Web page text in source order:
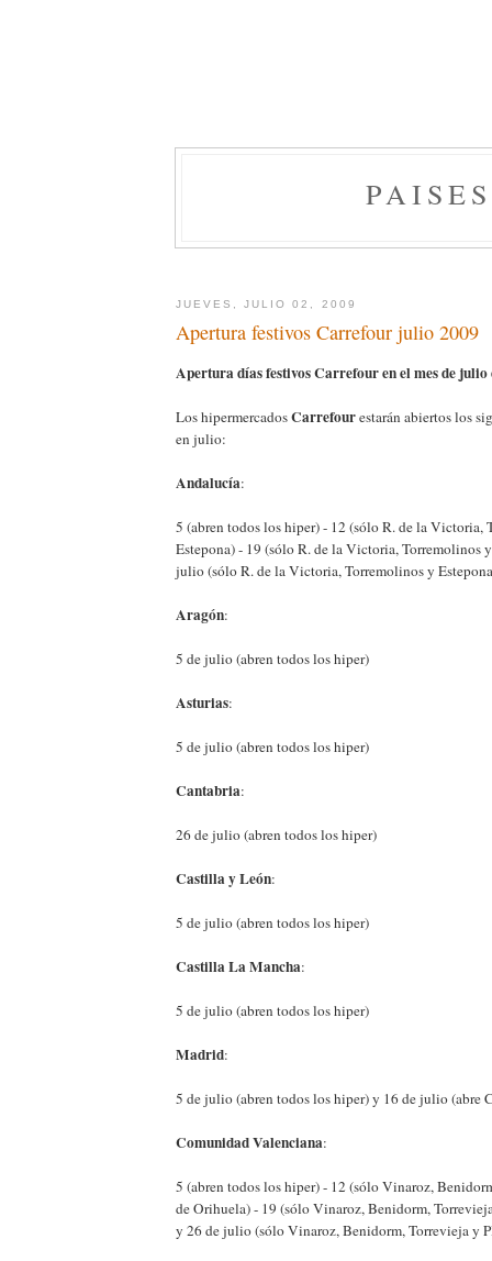
JUEVES, JULIO 02, 2009
Apertura festivos Carrefour julio 2009
Apertura días festivos Carrefour en el mes de julio
Los hipermercadosCarrefourestarán abiertos los
en julio:
Andalucía:
5 (abren todos los hiper) - 12 (sólo R. de la Victoria,
Estepona) - 19 (sólo R. de la Victoria, Torremolinos
julio (sólo R. de la Victoria, Torremolinos y
Aragón:
5 de julio (abren todos los hiper)
Asturias:
5 de julio (abren todos los hiper)
Cantabria:
26 de julio (abren todos los hiper)
Castilla y León:
5 de julio (abren todos los hiper)
Castilla La Mancha:
5 de julio (abren todos los hiper)
Madrid:
5 de julio (abren todos los hiper) y 16 de julio (abre
Comunidad Valenciana:
5 (abren todos los hiper) - 12 (sólo Vinaroz,
de Orihuela) - 19 (sólo Vinaroz, Benidorm,
y 26 de julio (sólo Vinaroz, Benidorm, Torrevieja y